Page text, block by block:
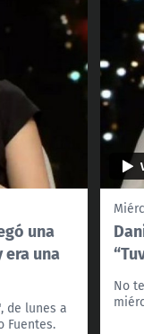
una
una
de lunes a
Fuentes.
No